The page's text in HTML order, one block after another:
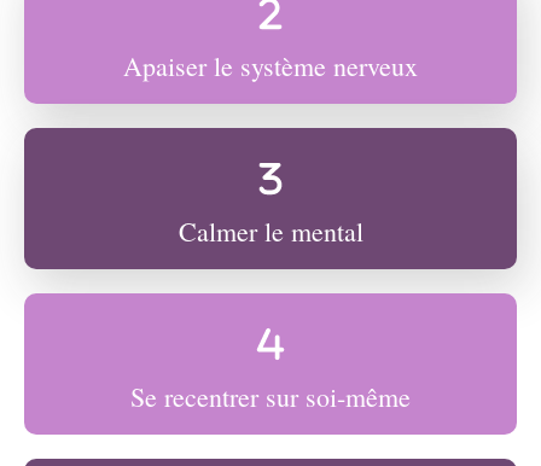
Apaiser le système nerveux
Calmer le mental
Se recentrer sur soi-même